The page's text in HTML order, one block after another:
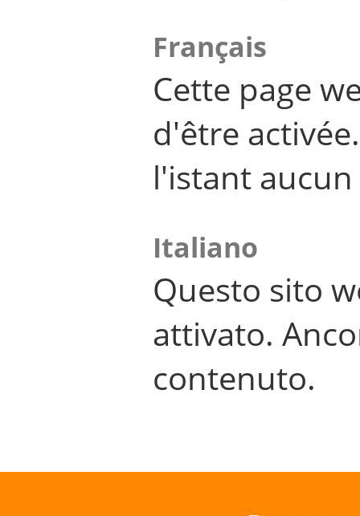
Français
Cette page
d'être
l'istant
Italiano
Questo sito
attivato.
contenuto.